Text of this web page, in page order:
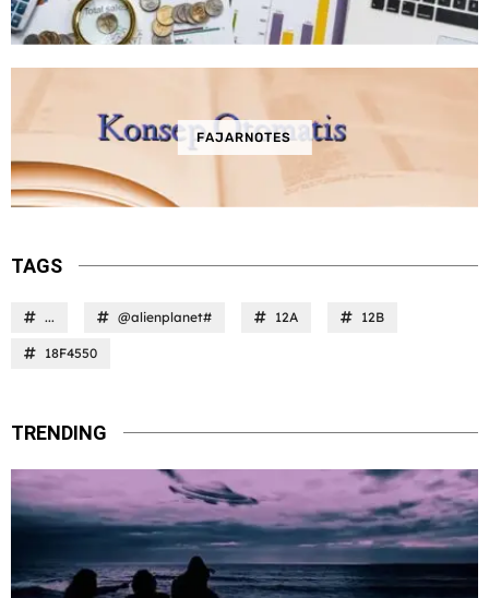
FAJARNOTES
TAGS
... @alienplanet# 12A 12B
18F4550
TRENDING